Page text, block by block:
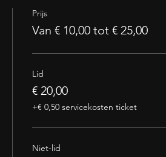
Prijs
Van € 10,00 tot € 25,00
Lid
€ 20,00
+€ 0,50 servicekosten ticket
Niet-lid